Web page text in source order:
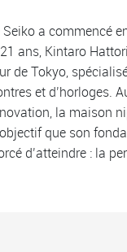
Seiko a commencé
ans, Kintaro
de Tokyo,
et d’horloges.
la maison
que son
d’atteindre : la